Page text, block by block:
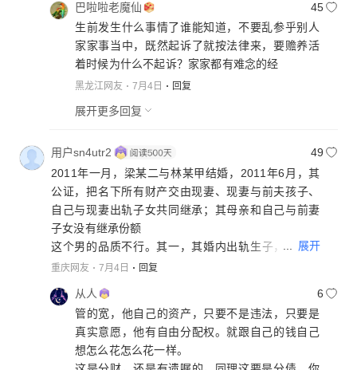
巴啦啦老魔仙
45
生前发生什么事情了谁能知道，不要乱参乎别人
家家事当中，既然起诉了就按法律来，要赡养活
着时候为什么不起诉？家家都有难念的经
黑龙江网友 7月4日 回复
展开更多回复
用户sn4utr2
49
2011年一月，梁某二与林某甲结婚，2011年6月，其
公证，把名下所有财产交由现妻、现妻与前夫孩子、
自己与现妻出轨子女共同继承；其母亲和自己与前妻
子女没有继承份额
这个男的品质不行。其一，其婚内出轨生子，其二、
刚与现妻结婚，立即公证，连现妻带来子女都有继承
不符合中国社会公序良序
法院在判决时，应该综合考虑，给其母亲与其与前妻
婚生子女留份额
展开
重庆网友 7月4日 回复
从人
6
管的宽，他自己的资产，只要不是违法，只要是
真实意愿，他有自由分配权。就跟自己的钱自己
想怎么花怎么花一样。